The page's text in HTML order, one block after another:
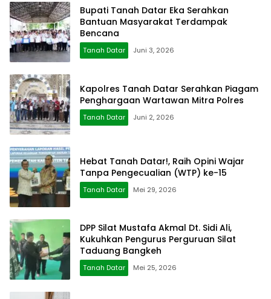
Bupati Tanah Datar Eka Serahkan
Bantuan Masyarakat Terdampak
Bencana
Tanah Datar Juni 3, 2026
Kapolres Tanah Datar Serahkan Piagam
Penghargaan Wartawan Mitra Polres
Tanah Datar Juni 2, 2026
Hebat Tanah Datar!, Raih Opini Wajar
Tanpa Pengecualian (WTP) ke-15
Tanah Datar Mei 29, 2026
DPP Silat Mustafa Akmal Dt. Sidi Ali,
Kukuhkan Pengurus Perguruan Silat
Taduang Bangkeh
Tanah Datar Mei 25, 2026